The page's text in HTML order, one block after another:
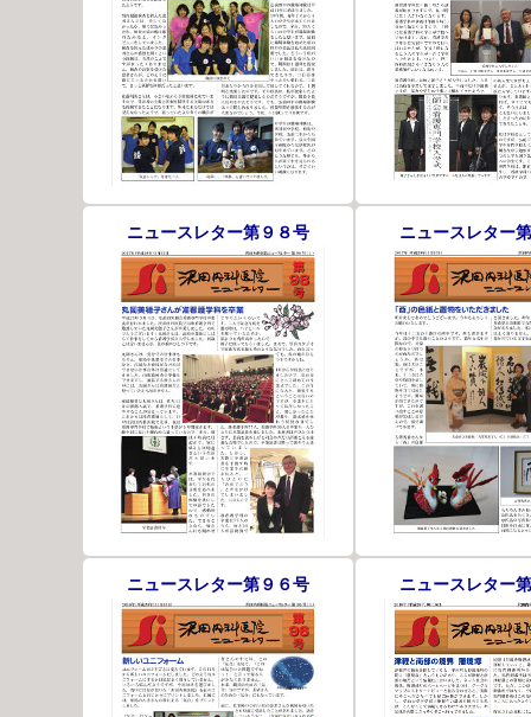
ニュースレター第９８号 ニュースレター
ニュースレター第９６号 ニュースレター